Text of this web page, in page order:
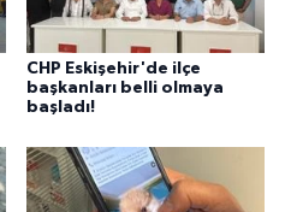
CHP Eskişehir'de ilçe
başkanları belli olmaya
başladı!